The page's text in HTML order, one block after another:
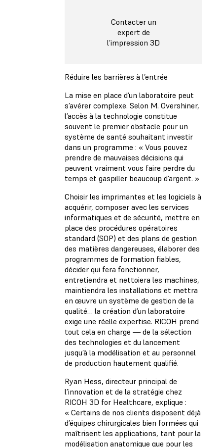
Contacter un
expert de
l’impression 3D
Réduire les barrières à l’entrée
La mise en place d’un laboratoire peut
s’avérer complexe. Selon M. Overshiner,
l’accès à la technologie constitue
souvent le premier obstacle pour un
système de santé souhaitant investir
dans un programme : « Vous pouvez
prendre de mauvaises décisions qui
peuvent vraiment vous faire perdre du
temps et gaspiller beaucoup d’argent. »
Choisir les imprimantes et les logiciels à
acquérir, composer avec les services
informatiques et de sécurité, mettre en
place des procédures opératoires
standard (SOP) et des plans de gestion
des matières dangereuses, élaborer des
programmes de formation fiables,
décider qui fera fonctionner,
entretiendra et nettoiera les machines,
maintiendra les installations et mettra
en œuvre un système de gestion de la
qualité… la création d’un laboratoire
exige une réelle expertise. RICOH prend
tout cela en charge — de la sélection
des technologies et du lancement
jusqu’à la modélisation et au personnel
de production hautement qualifié.
Ryan Hess, directeur principal de
l’innovation et de la stratégie chez
RICOH 3D for Healthcare, explique :
« Certains de nos clients disposent déjà
d’équipes chirurgicales bien formées qui
maîtrisent les applications, tant pour la
modélisation anatomique que pour les